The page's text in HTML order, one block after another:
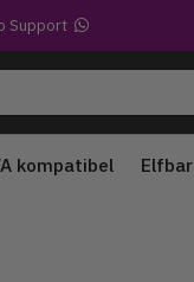
Support
kompatibel Elfbar